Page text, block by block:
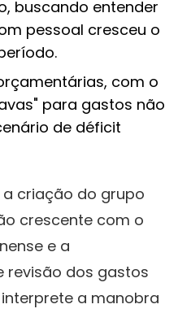
buscando entender
pessoal cresceu o
com o
para gastos não
de déficit
a criação do grupo
crescente com o
e a
revisão dos gastos
a manobra